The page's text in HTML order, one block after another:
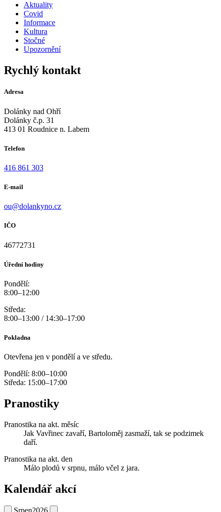
Aktuality
Covid
Informace
Kultura
Stočné
Upozornění
Rychlý kontakt
Adresa
Dolánky nad Ohří
Dolánky č.p. 31
413 01 Roudnice n. Labem
Telefon
416 861 303
E-mail
ou@dolankyno.cz
IČO
46772731
Úřední hodiny
Pondělí:
8:00–12:00
Středa:
8:00–13:00 / 14:30–17:00
Pokladna
Otevřena jen v pondělí a ve středu.
Pondělí: 8:00–10:00
Středa: 15:00–17:00
Pranostiky
Pranostika na akt. měsíc
Jak Vavřinec zavaří, Bartoloměj zasmaží, tak se podzimek
daří.
Pranostika na akt. den
Málo plodů v srpnu, málo včel z jara.
Kalendář akcí
Srpen2026